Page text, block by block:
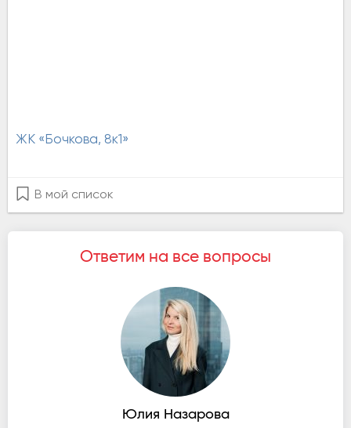
ЖК «Бочкова, 8к1»
В мой список
Ответим на все вопросы
Юлия Назарова